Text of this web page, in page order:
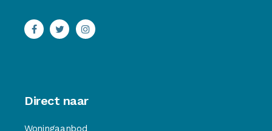
Direct naar
Woningaanbod